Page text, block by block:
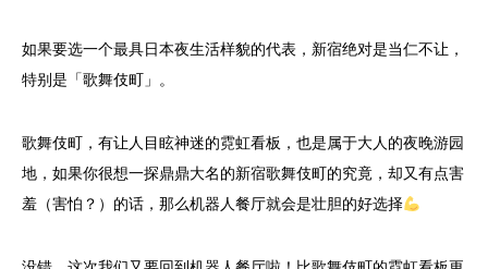
如果要选一个最具日本夜生活样貌的代表，新宿绝对是当仁不让，
特别是「歌舞伎町」。
歌舞伎町，有让人目眩神迷的霓虹看板，也是属于大人的夜晚游园
地，如果你很想一探鼎鼎大名的新宿歌舞伎町的究竟，却又有点害
羞（害怕？）的话，那么机器人餐厅就会是壮胆的好选择